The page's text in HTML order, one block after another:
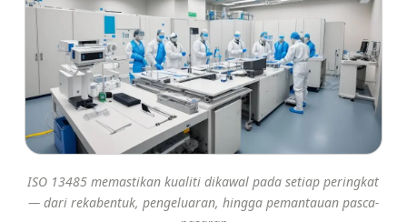
ISO 13485 memastikan kualiti dikawal pada setiap peringkat
— dari rekabentuk, pengeluaran, hingga pemantauan pasca-